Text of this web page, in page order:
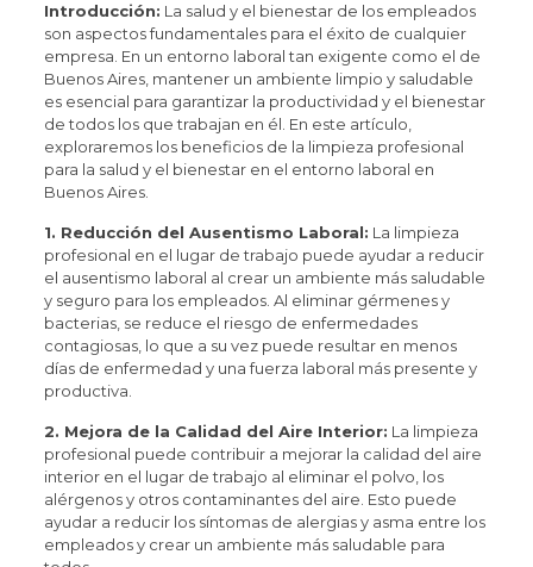
Introducción: La salud y el bienestar de los empleados
son aspectos fundamentales para el éxito de cualquier
empresa. En un entorno laboral tan exigente como el de
Buenos Aires, mantener un ambiente limpio y saludable
es esencial para garantizar la productividad y el bienestar
de todos los que trabajan en él. En este artículo,
exploraremos los beneficios de la limpieza profesional
para la salud y el bienestar en el entorno laboral en
Buenos Aires.
1. Reducción del Ausentismo Laboral: La limpieza
profesional en el lugar de trabajo puede ayudar a reducir
el ausentismo laboral al crear un ambiente más saludable
y seguro para los empleados. Al eliminar gérmenes y
bacterias, se reduce el riesgo de enfermedades
contagiosas, lo que a su vez puede resultar en menos
días de enfermedad y una fuerza laboral más presente y
productiva.
2. Mejora de la Calidad del Aire Interior: La limpieza
profesional puede contribuir a mejorar la calidad del aire
interior en el lugar de trabajo al eliminar el polvo, los
alérgenos y otros contaminantes del aire. Esto puede
ayudar a reducir los síntomas de alergias y asma entre los
empleados y crear un ambiente más saludable para